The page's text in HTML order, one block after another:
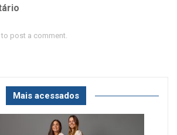
to post a comment.
Mais acessados